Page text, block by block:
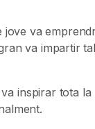
jove va
va impartir
va inspirar tota